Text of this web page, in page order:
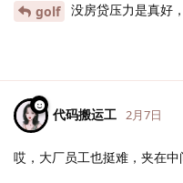
golf 没房贷压力是真好
代码搬运工 2月7日
哎，大厂员工也挺难，夹在